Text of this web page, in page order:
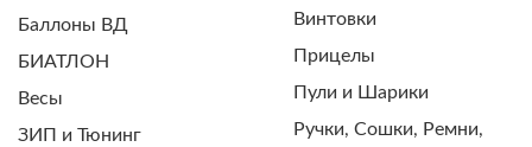
Баллоны ВД
БИАТЛОН
Весы
ЗИП и Тюнинг
Винтовки
Прицелы
Пули и Шарики
Ручки, Сошки, Ремни,